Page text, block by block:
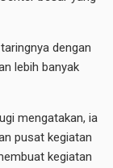
dengan
lebih banyak
mengatakan, ia
pusat kegiatan
kegiatan